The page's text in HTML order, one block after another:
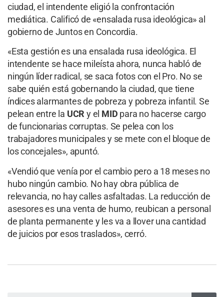
ciudad, el intendente eligió la confrontación
mediática. Calificó de «ensalada rusa ideológica» al
gobierno de Juntos en Concordia.
«Esta gestión es una ensalada rusa ideológica. El
intendente se hace mileísta ahora, nunca habló de
ningún líder radical, se saca fotos con el Pro. No se
sabe quién está gobernando la ciudad, que tiene
índices alarmantes de pobreza y pobreza infantil. Se
pelean entre la UCRy el MID para no hacerse cargo
de funcionarias corruptas. Se pelea con los
trabajadores municipales y se mete con el bloque de
los concejales», apuntó.
«Vendió que venía por el cambio pero a 18 meses no
hubo ningún cambio. No hay obra pública de
relevancia, no hay calles asfaltadas. La reducción de
asesores es una venta de humo, reubican a personal
de planta permanente y les va a llover una cantidad
de juicios por esos traslados», cerró.